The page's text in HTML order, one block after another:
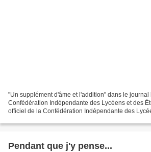
"Un supplément d'âme et l'addition" dans le
Confédération Indépendante des Lycéens et des
officiel de la Confédération Indépendante des
Pendant que j'y pense...